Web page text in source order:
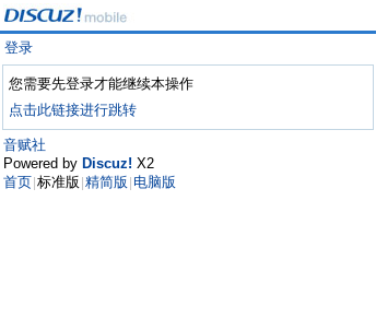
登录
您需要先登录才能继续本操作
点击此链接进行跳转
音赋社
Powered by Discuz! X2
首页 标准版 精简版 电脑版